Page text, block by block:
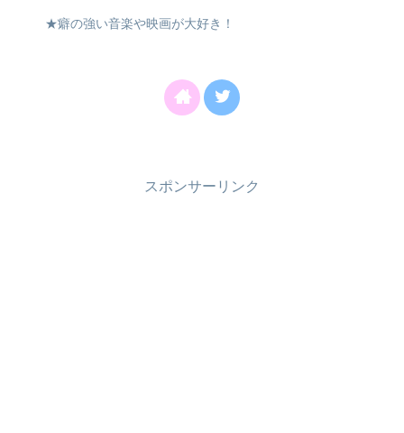
★癖の強い音楽や映画が大好き！
スポンサーリンク